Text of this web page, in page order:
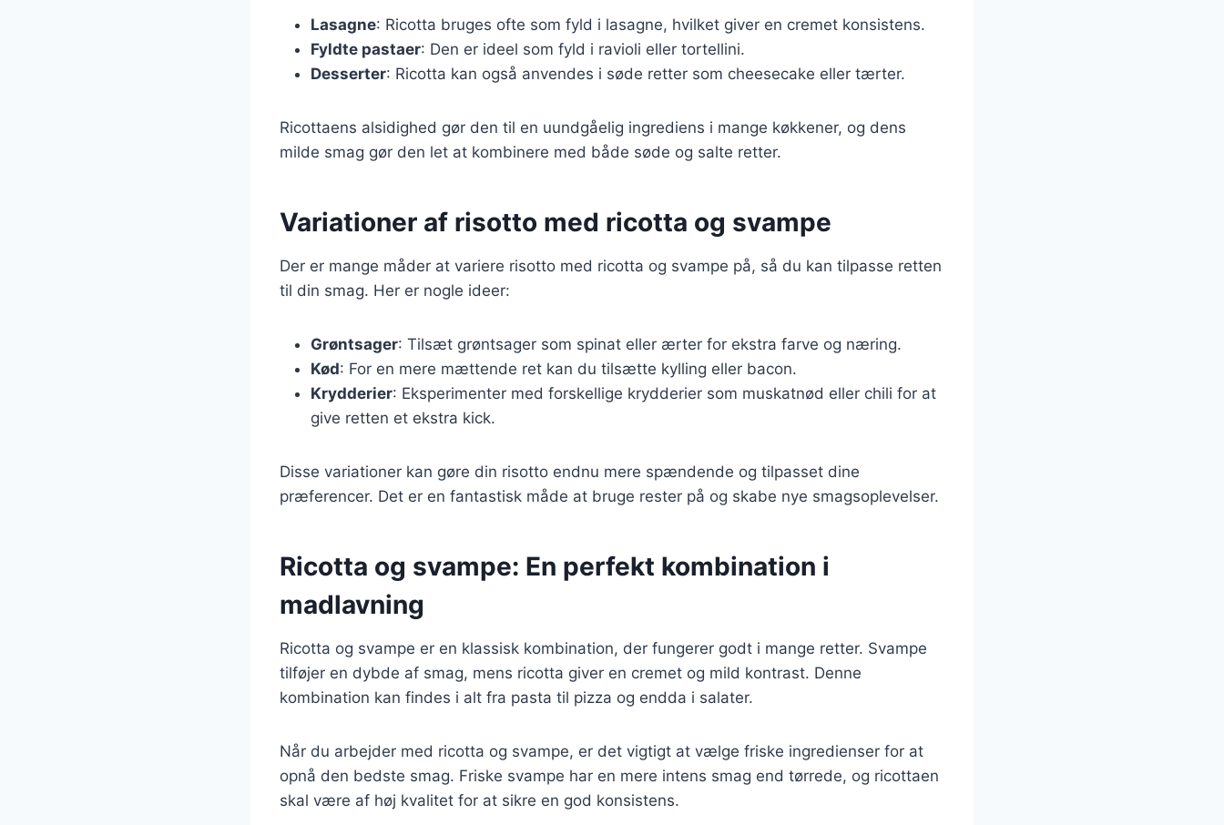
Lasagne: Ricotta bruges ofte som fyld i lasagne, hvilket giver en cremet konsistens.
Fyldte pastaer: Den er ideel som fyld i ravioli eller tortellini.
Desserter: Ricotta kan også anvendes i søde retter som cheesecake eller tærter.
Ricottaens alsidighed gør den til en uundgåelig ingrediens i mange køkkener, og dens
milde smag gør den let at kombinere med både søde og salte retter.
Variationer af risotto med ricotta og svampe
Der er mange måder at variere risotto med ricotta og svampe på, så du kan tilpasse retten
til din smag. Her er nogle ideer:
Grøntsager: Tilsæt grøntsager som spinat eller ærter for ekstra farve og næring.
Kød: For en mere mættende ret kan du tilsætte kylling eller bacon.
Krydderier: Eksperimenter med forskellige krydderier som muskatnød eller chili for at
give retten et ekstra kick.
Disse variationer kan gøre din risotto endnu mere spændende og tilpasset dine
præferencer. Det er en fantastisk måde at bruge rester på og skabe nye smagsoplevelser.
Ricotta og svampe: En perfekt kombination i
madlavning
Ricotta og svampe er en klassisk kombination, der fungerer godt i mange retter. Svampe
tilføjer en dybde af smag, mens ricotta giver en cremet og mild kontrast. Denne
kombination kan findes i alt fra pasta til pizza og endda i salater.
Når du arbejder med ricotta og svampe, er det vigtigt at vælge friske ingredienser for at
opnå den bedste smag. Friske svampe har en mere intens smag end tørrede, og ricottaen
skal være af høj kvalitet for at sikre en god konsistens.